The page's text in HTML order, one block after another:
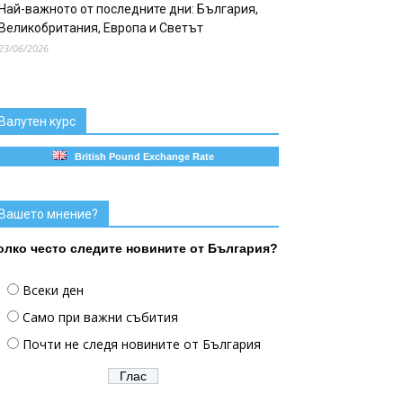
важното от последните дни: България,
Европа и Светът
06/2026
курс
British Pound Exchange Rate
мнение?
често следите новините от България?
Всеки ден
Само при важни събития
Почти не следя новините от България